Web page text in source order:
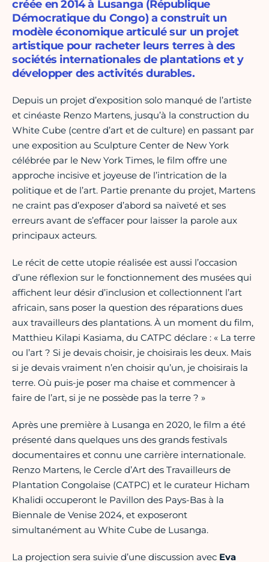
créée en 2014 à Lusanga (République
Démocratique du Congo) a construit un
modèle économique articulé sur un projet
artistique pour racheter leurs terres à des
sociétés internationales de plantations et y
développer des activités durables.
Depuis un projet d’exposition solo manqué de l’artiste
et cinéaste Renzo Martens, jusqu’à la construction du
White Cube (centre d’art et de culture) en passant par
une exposition au Sculpture Center de New York
célébrée par le New York Times, le film offre une
approche incisive et joyeuse de l’intrication de la
politique et de l’art. Partie prenante du projet, Martens
ne craint pas d’exposer d’abord sa naïveté et ses
erreurs avant de s’effacer pour laisser la parole aux
principaux acteurs.
Le récit de cette utopie réalisée est aussi l’occasion
d’une réflexion sur le fonctionnement des musées qui
affichent leur désir d’inclusion et collectionnent l’art
africain, sans poser la question des réparations dues
aux travailleurs des plantations. À un moment du film,
Matthieu Kilapi Kasiama, du CATPC déclare : « La terre
ou l’art ? Si je devais choisir, je choisirais les deux. Mais
si je devais vraiment n’en choisir qu’un, je choisirais la
terre. Où puis-je poser ma chaise et commencer à
faire de l’art, si je ne possède pas la terre ? »
Après une première à Lusanga en 2020, le film a été
présenté dans quelques uns des grands festivals
documentaires et connu une carrière internationale.
Renzo Martens, le Cercle d’Art des Travailleurs de
Plantation Congolaise (CATPC) et le curateur Hicham
Khalidi occuperont le Pavillon des Pays-Bas à la
Biennale de Venise 2024, et exposeront
simultanément au White Cube de Lusanga.
La projection sera suivie d’une discussion avec Eva